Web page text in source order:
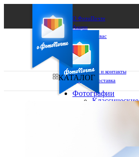
О ФотоПочте
Акции
Сделаем за вас
Бизнесу
FAQ
Франшиза
Поддержка и контакты
Оплата и доставка
Выберите из списка:
КАТАЛОГ
Фотографии
Классические
15х20